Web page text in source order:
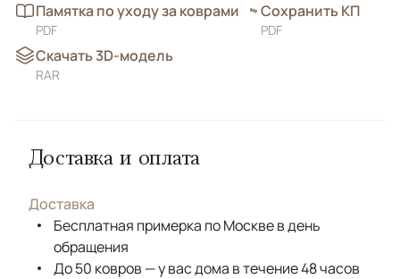
Памятка по уходу за коврами
PDF
Сохранить КП
PDF
Скачать 3D-модель
RAR
Доставка и оплата
Доставка
Бесплатная примерка по Москве в день
обращения
До 50 ковров — у вас дома в течение 48 часов